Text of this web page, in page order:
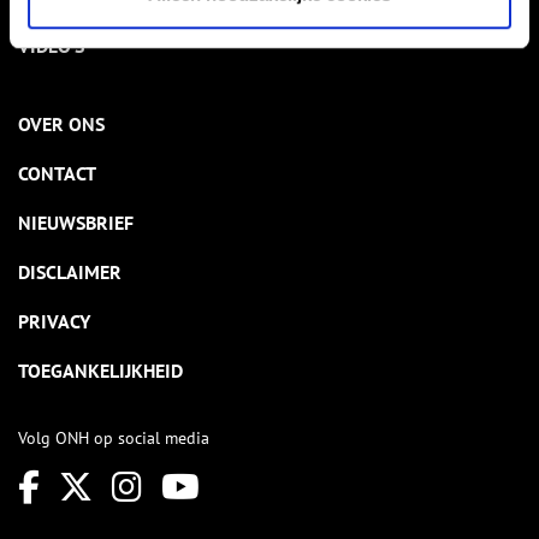
VIDEO’S
OVER ONS
CONTACT
NIEUWSBRIEF
DISCLAIMER
PRIVACY
TOEGANKELIJKHEID
Volg ONH op social media